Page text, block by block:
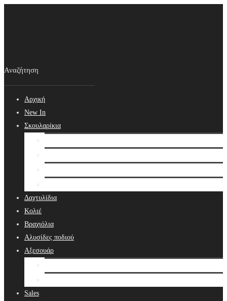
Αρχική
New In
Σκουλαρίκια
Δαχτυλίδια
Κολιέ
Βραχιόλια
Αλυσίδες ποδιού
Αξεσουάρ
Sales